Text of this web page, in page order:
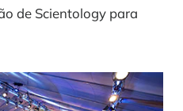
de Scientology para